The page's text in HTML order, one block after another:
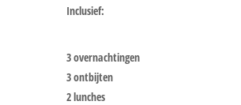
Inclusief:
3 overnachtingen
3 ontbijten
2 lunches